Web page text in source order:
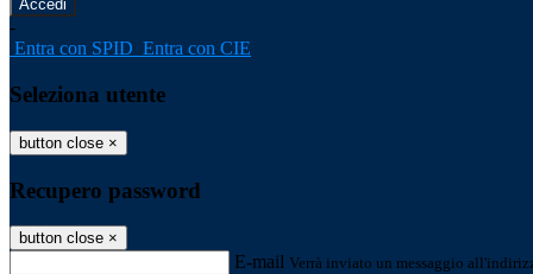
-
Entra con SPID Entra con CIE
Seleziona utente
button close ×
Recupero password
button close ×
E-mail Verrà inviato un messaggio